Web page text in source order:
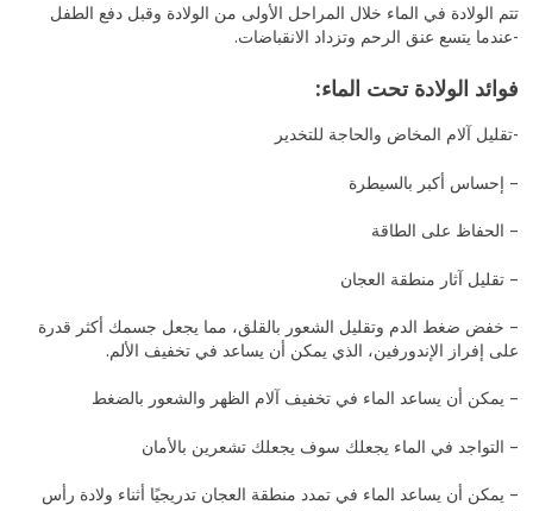
تتم الولادة في الماء خلال المراحل الأولى من الولادة وقبل دفع الطفل
-عندما يتسع عنق الرحم وتزداد الانقباضات.
فوائد الولادة تحت الماء:
-تقليل آلام المخاض والحاجة للتخدير
– إحساس أكبر بالسيطرة
– الحفاظ على الطاقة
– تقليل آثار منطقة العجان
– خفض ضغط الدم وتقليل الشعور بالقلق، مما يجعل جسمك أكثر قدرة
على إفراز الإندورفين، الذي يمكن أن يساعد في تخفيف الألم.
– يمكن أن يساعد الماء في تخفيف آلام الظهر والشعور بالضغط
– التواجد في الماء يجعلك سوف يجعلك تشعرين بالأمان
– يمكن أن يساعد الماء في تمدد منطقة العجان تدريجيًا أثناء ولادة رأس